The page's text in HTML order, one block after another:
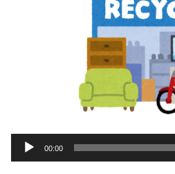
声
00:00